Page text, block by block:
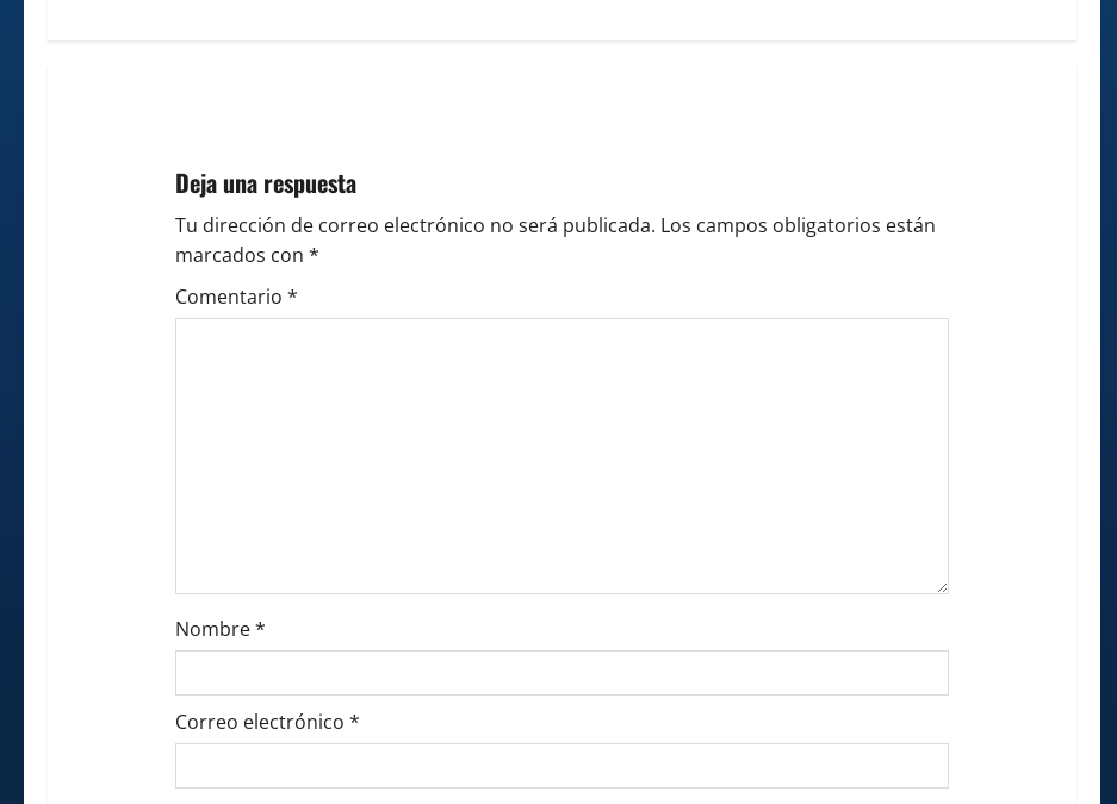
g
a
t
i
Deja una respuesta
Tu dirección de correo electrónico no será publicada. Los campos obligatorios están
marcados con *
Comentario *
Nombre*
Correo electrónico *